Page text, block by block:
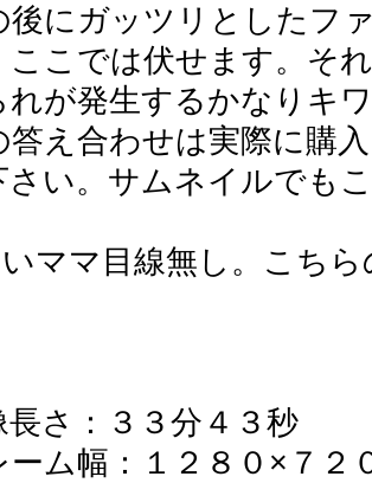
後にガッツリとしたフ
ここでは伏せます。そ
れが発生するかなりキ
答え合わせは実際に購
さい。サムネイルでも
ママ目線無し。こち
長さ：３３分４３秒
ーム幅：１２８０×７２